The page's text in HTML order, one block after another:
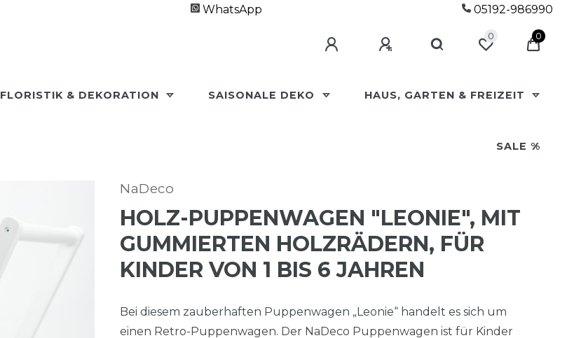
WhatsApp 05192-986990
0 0
FLORISTIK & DEKORATION SAISONALE DEKO HAUS, GARTEN & FREIZEIT
SALE %
NaDeco
HOLZ-PUPPENWAGEN "LEONIE", MIT
GUMMIERTEN HOLZRÄDERN, FÜR
KINDER VON 1 BIS 6 JAHREN
Bei diesem zauberhaften Puppenwagen „Leonie“ handelt es sich um
einen Retro-Puppenwagen. Der NaDeco Puppenwagen ist für Kinder